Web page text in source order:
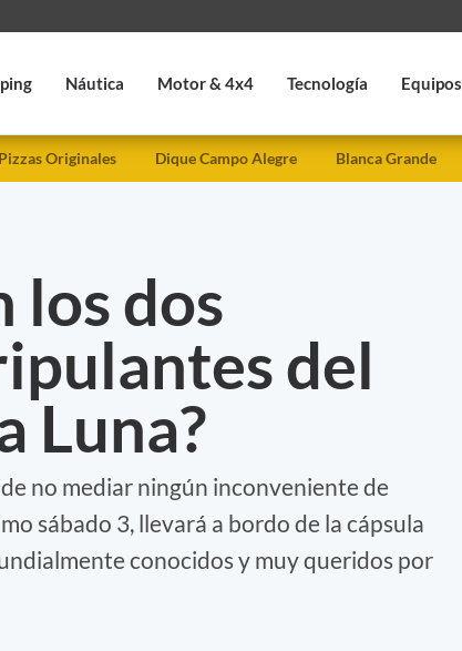
Náutica Motor & 4x4 Tecnología Equipos
Originales Dique Campo Alegre Blanca Grande
los dos
del
Luna?
no mediar ningún inconveniente de
sábado 3, llevará a bordo de la cápsula
conocidos y muy queridos por